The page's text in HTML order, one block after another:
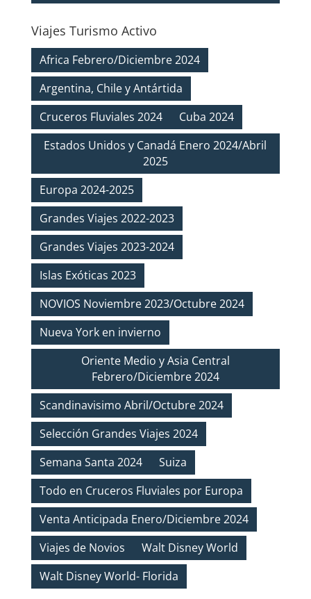
Viajes Turismo Activo
Africa Febrero/Diciembre 2024
Argentina, Chile y Antártida
Cruceros Fluviales 2024
Cuba 2024
Estados Unidos y Canadá Enero 2024/Abril
2025
Europa 2024-2025
Grandes Viajes 2022-2023
Grandes Viajes 2023-2024
Islas Exóticas 2023
NOVIOS Noviembre 2023/Octubre 2024
Nueva York en invierno
Oriente Medio y Asia Central
Febrero/Diciembre 2024
Scandinavisimo Abril/Octubre 2024
Selección Grandes Viajes 2024
Semana Santa 2024
Suiza
Todo en Cruceros Fluviales por Europa
Venta Anticipada Enero/Diciembre 2024
Viajes de Novios
Walt Disney World
Walt Disney World- Florida